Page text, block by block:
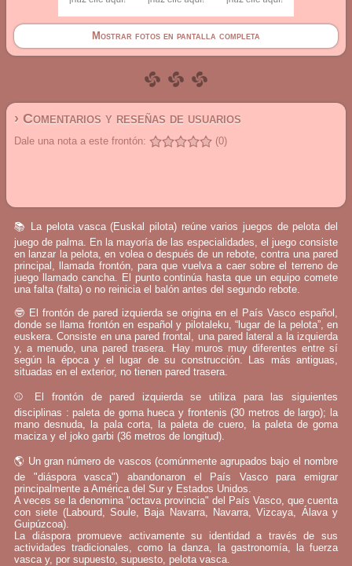
Mostrar fotos en pantalla completa
› Comentarios y reseñas de usuarios
Dale una nota a este frontón: (0)
📚 La pelota vasca (Euskal pilota) reúne varios juegos de pelota del
juego de palma. En la mayoría de las especialidades, el juego consiste
en lanzar la pelota, en volea o después de un rebote, contra una pared
principal, llamada frontón, para que vuelva a caer sobre el terreno de
juego llamado cancha. El punto continúa hasta que un equipo comete
una falta (falta) o no reinicia el balón antes del segundo rebote.
🤓 El frontón de pared izquierda se origina en el País Vasco español,
donde se llama frontón en español y pilotaleku, “lugar de la pelota”, en
euskera. Consiste en una pared frontal, una pared lateral a la izquierda
y, a menudo, una pared trasera. Hay muros muy diferentes entre sí
según la época y el lugar de su construcción. Las más antiguas,
situadas en el exterior, no tienen pared trasera.
⚾ El frontón de pared izquierda se utiliza para las siguientes
disciplinas : paleta de goma hueca y frontenis (30 metros de largo); la
mano desnuda, la pala corta, la paleta de cuero, la paleta de goma
maciza y el joko garbi (36 metros de longitud).
🌎 Un gran número de vascos (comúnmente agrupados bajo el nombre
de "diáspora vasca") abandonaron el País Vasco para emigrar
principalmente a América del Sur y Estados Unidos.
A veces se la denomina "octava provincia" del País Vasco, que cuenta
con siete (Labourd, Soule, Baja Navarra, Navarra, Vizcaya, Álava y
Guipúzcoa).
La diáspora promueve activamente su identidad a través de sus
actividades tradicionales, como la danza, la gastronomía, la fuerza
vasca y, por supuesto, supuesto, pelota vasca.